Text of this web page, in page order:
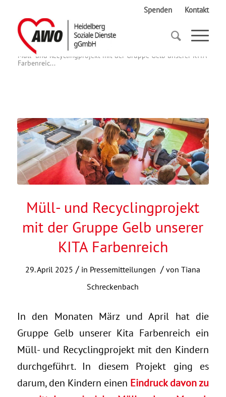
Spenden Kontakt
Startseite
Müll- und Recyclingprojekt mit der Gruppe Gelb unserer KITA
Farbenreic...
Müll- und Recyclingprojekt
mit der Gruppe Gelb unserer
KITA Farbenreich
29. April 2025 / in Pressemitteilungen / vonTiana
Schreckenbach
In den Monaten März und April hat die
Gruppe Gelb unserer Kita Farbenreich ein
Müll- und Recyclingprojekt mit den Kindern
durchgeführt. In diesem Projekt ging es
darum, den Kindern einen Eindruck davon zu